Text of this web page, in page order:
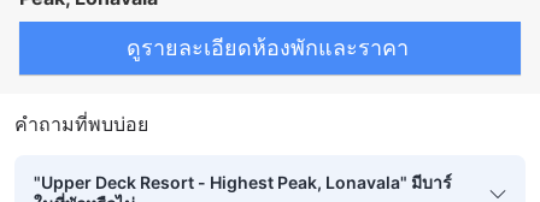
ดูรายละเอียดห้องพักและราคา
คำถามที่พบบ่อย
"Upper Deck Resort - Highest Peak, Lonavala" มีบาร์